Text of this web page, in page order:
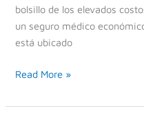
bolsillo de los elevados
un seguro médico
está ubicado
Read More »